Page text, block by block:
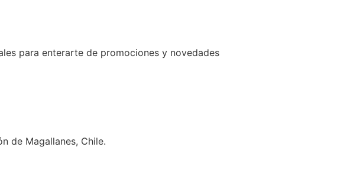
para enterarte de promociones y novedades
de Magallanes, Chile.